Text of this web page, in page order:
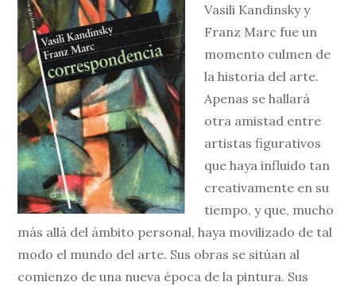
Vasili Kandinsky y
Franz Marc fue un
momento culmen de
la historia del arte.
Apenas se hallará
otra amistad entre
artistas figurativos
que haya influido tan
creativamente en su
tiempo, y que, mucho
más allá del ámbito personal, haya movilizado de tal
modo el mundo del arte. Sus obras se sitúan al
comienzo de una nueva época de la pintura. Sus